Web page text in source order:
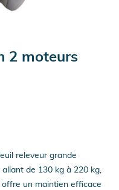
2 moteurs
releveur grande
de 130 kg à 220 kg,
un maintien efficace